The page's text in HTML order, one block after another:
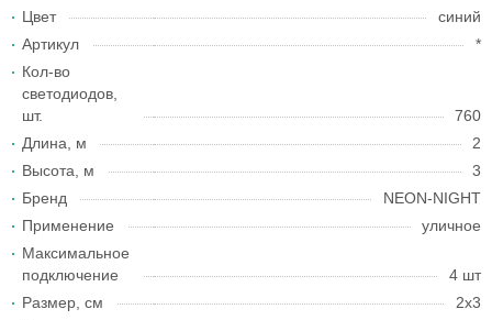
Цвет
синий
Артикул
*
Кол-во
светодиодов,
шт.
760
Длина, м
2
Высота, м
3
Бренд
NEON-NIGHT
Применение
уличное
Максимальное
подключение
4 шт
Размер, см
2x3